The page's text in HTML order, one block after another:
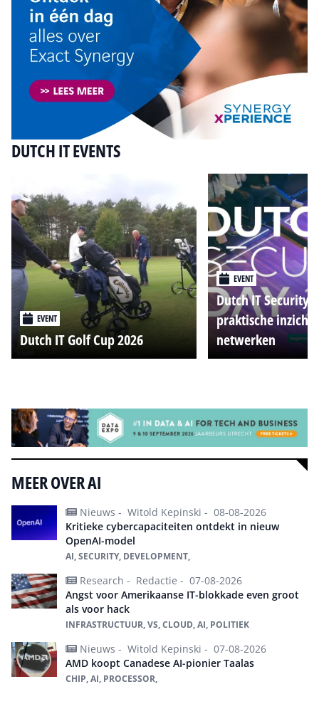
DUTCH IT EVENTS
EVENT
Dutch IT Golf Cup 2026
EVENT
Dutch IT Security
praktische
netwerken
MEER OVER AI
Nieuws - Witold Kepinski - 08-08-2026
Kritieke cybercapaciteiten ontdekt in nieuw
OpenAI-model
AI, SECURITY, DEVELOPMENT,
Research - Redactie - 07-08-2026
Angst voor Amerikaanse IT-blokkade even groot
als voor hack
INFRASTRUCTUUR, VS, CLOUD, AI, POLITIEK
Nieuws - Witold Kepinski - 07-08-2026
AMD koopt Canadese AI-pionier Taalas
CHIP, AI, PROCESSOR,